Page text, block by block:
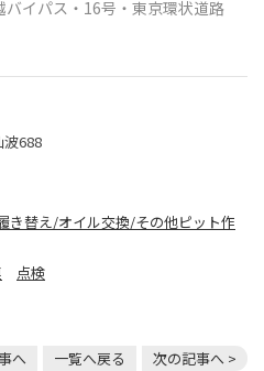
バイパス・16号・東京環状道路
688
き替え/オイル交換/その他ピット作
点検
へ 一覧へ戻る 次の記事へ >